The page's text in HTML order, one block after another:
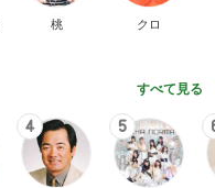
桃 クロ
すべて見る
4 5